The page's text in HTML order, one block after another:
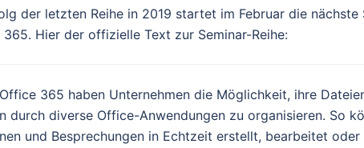
der letzten Reihe in 2019 startet im Februar die nächste
Hier der offizielle Text zur Seminar-Reihe:
365 haben Unternehmen die Möglichkeit, ihre
durch diverse Office-Anwendungen zu organisieren. So
und Besprechungen in Echtzeit erstellt, bearbeitet